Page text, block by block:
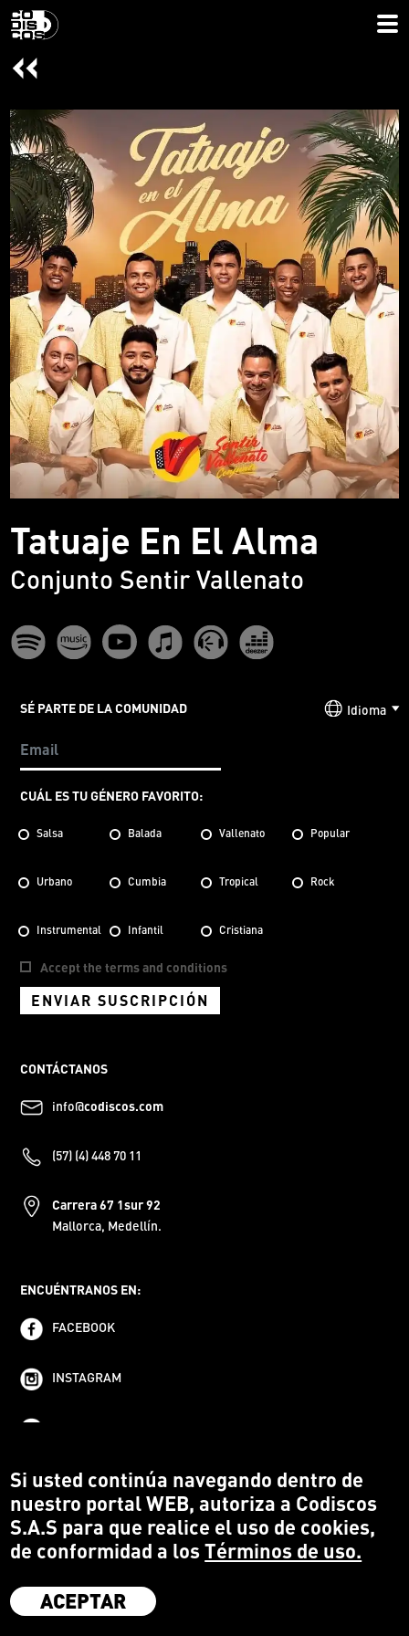
Tatuaje En El Alma
Conjunto Sentir Vallenato
SÉ PARTE DE LA COMUNIDAD
CUÁL ES TU GÉNERO FAVORITO:
Salsa Balada Vallenato Popular
Urbano Cumbia Tropical Rock
Instrumental Infantil Cristiana
Accept the terms and conditions
ENVIAR SUSCRIPCIÓN
CONTÁCTANOS
info@codiscos.com
(57) (4) 448 70 11
Carrera 67 1sur 92
Mallorca, Medellín.
ENCUÉNTRANOS EN:
FACEBOOK
INSTAGRAM
Idioma
Codiscos S.A.S
Si usted continúa navegando dentro de
nuestro portal WEB, autoriza a Codiscos
S.A.S para que realice el uso de cookies,
de conformidad a losTérminos de uso.
ACEPTAR